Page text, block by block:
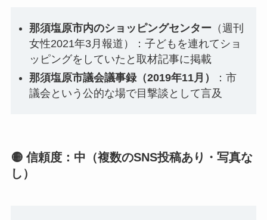
那須塩原市内のショッピングセンター （週刊
女性2021年3月報道）：子どもを連れてショ
ッピングをしていたと取材記事に掲載
那須塩原市議会議事録（2019年11月）
：市
議会という公的な場で目撃談として言及
🟡 信頼度：中（複数のSNS投稿あり・写真な
し）